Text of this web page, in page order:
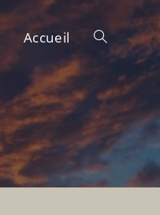
Accueil
Toggle
website
search